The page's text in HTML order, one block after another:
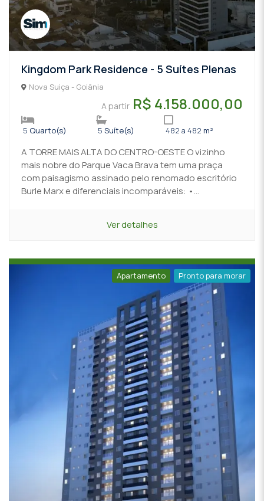
Kingdom Park Residence - 5 Suítes Plenas
Nova Suiça - Goiânia
A partir R$ 4.158.000,00
5 Quarto(s) 5 Suíte(s) 482 a 482 m²
A TORRE MAIS ALTA DO CENTRO-OESTE O vizinho
mais nobre do Parque Vaca Brava tem uma praça
com paisagismo assinado pelo renomado escritório
Burle Marx e diferenciais incomparáveis: •...
Ver detalhes
Apartamento Pronto para morar